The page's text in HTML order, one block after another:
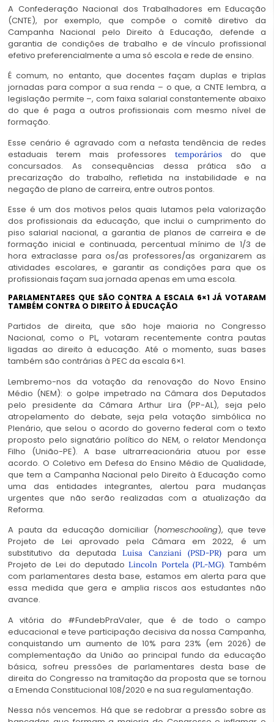
A Confederação Nacional dos Trabalhadores em Educação
(CNTE), por exemplo, que compõe o comitê diretivo da
Campanha Nacional pelo Direito à Educação, defende a
garantia de condições de trabalho e de vínculo profissional
efetivo preferencialmente a uma só escola e rede de ensino.
É comum, no entanto, que docentes façam duplas e triplas
jornadas para compor a sua renda – o que, a CNTE lembra, a
legislação permite –, com faixa salarial constantemente abaixo
do que é paga a outros profissionais com mesmo nível de
formação.
Esse cenário é agravado com a nefasta tendência de redes
estaduais terem mais professores temporários do que
concursados. As consequências dessa prática são a
precarização do trabalho, refletida na instabilidade e na
negação de plano de carreira, entre outros pontos.
Esse é um dos motivos pelos quais lutamos pela valorização
dos profissionais da educação, que inclui o cumprimento do
piso salarial nacional, a garantia de planos de carreira e de
formação inicial e continuada, percentual mínimo de 1/3 de
hora extraclasse para os/as professores/as organizarem as
atividades escolares, e garantir as condições para que os
profissionais façam sua jornada apenas em uma escola.
PARLAMENTARES QUE SÃO CONTRA A ESCALA 6×1 JÁ VOTARAM
TAMBÉM CONTRA O DIREITO À EDUCAÇÃO
Partidos de direita, que são hoje maioria no Congresso
Nacional, como o PL, votaram recentemente contra pautas
ligadas ao direito à educação. Até o momento, suas bases
também são contrárias à PEC da escala 6×1.
Lembremo-nos da votação da renovação do Novo Ensino
Médio (NEM): o golpe impetrado na Câmara dos Deputados
pelo presidente da Câmara Arthur Lira (PP-AL), seja pelo
atropelamento do debate, seja pela votação simbólica no
Plenário, que selou o acordo do governo federal com o texto
proposto pelo signatário político do NEM, o relator Mendonça
Filho (União-PE). A base ultrarreacionária atuou por esse
acordo. O Coletivo em Defesa do Ensino Médio de Qualidade,
que tem a Campanha Nacional pelo Direito à Educação como
uma das entidades integrantes, alertou para mudanças
urgentes que não serão realizadas com a atualização da
Reforma.
A pauta da educação domiciliar (homeschooling), que teve
Projeto de Lei aprovado pela Câmara em 2022, é um
substitutivo da deputada Luisa Canziani (PSD-PR) para um
Projeto de Lei do deputado Lincoln Portela (PL-MG). Também
com parlamentares desta base, estamos em alerta para que
essa medida que gera e amplia riscos aos estudantes não
avance.
A vitória do #FundebPraValer, que é de todo o campo
educacional e teve participação decisiva da nossa Campanha,
conquistando um aumento de 10% para 23% (em 2026) de
complementação da União ao principal fundo da educação
básica, sofreu pressões de parlamentares desta base de
direita do Congresso na tramitação da proposta que se tornou
a Emenda Constitucional 108/2020 e na sua regulamentação.
Nessa nós vencemos. Há que se redobrar a pressão sobre as